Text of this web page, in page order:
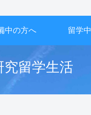
留学生活
中の方へ 留学